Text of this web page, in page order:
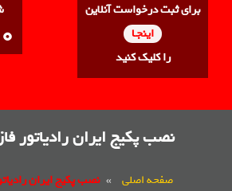
برای ثبت درخواست آنلاین
اینجـا
را کلیک کنید
نصب پکیج ایران رادیاتور فاز 4
صفحه اصلی » نصب پکیج ایران رادیاتور فاز